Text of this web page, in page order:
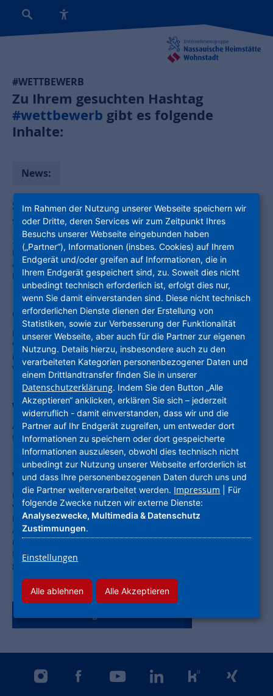
#WETTBEWERB
Zu Ihrem gesuchten Hashtag
#wettbewerb gibt es folgende
Inhalte:
News:
Schönhof-Viertel: Architektenwettbewerb
für Wohnungsbau und Kita entschieden
300 Wohnungen und eine neue Kita entstehen auf den Baufeldern
H1 und A3 des Schönhof-Viertels. Beim jüngsten
Architektenwettbewerb setzte sich Planquadrat Architekten aus
Darmstadt durch.
Große Entwicklungen für den Stadtteil
Der Architektenwettbewerb zur Bebauung des ehemaligen
Versorgungsamts in der Frankfurter Straße in der Kasseler Südstadt
ist entschieden. In den nächsten Jahren entstehen auf dem Areal 350
Wohnungen und ein Quartiersplatz.
Wettbewerb zum Baufeld F entschieden
Auf dem Baufeld F des Schönhof-Viertels entstehen geförderte und
frei finanzierte Wohnungen sowie eine Kita.
Wettbewerb zum Baufeld C entschieden
Die Mehrfachbeauftragung um das Baufeld C des neuen Schönhof-
Viertels ist entschieden. Am Dienstag, 23. Juni 2020, sprach sich eine
Expertenjury für die Entwürfe der Büros Landes & Partner und BGF+
Architekten aus. Auf den nördlichen Baufeldern (C1, C2, C3) des
neuen Quartiers in Frankfurt-Bockenheim entstehen geförderte und
frei finanzierte Mietwohnungen, Eigentumswohnungen und ein
gemeinschaftliches, inklusives Wohnprojekt.
instagramfacebookyoutubelinkedinkununuxing
Im Rahmen der Nutzung unserer Webseite speichern wir
oder Dritte, deren Services wir zum Zeitpunkt Ihres
Besuchs unserer Webseite eingebunden haben
(„Partner“), Informationen (insbes. Cookies) auf Ihrem
Endgerät und/oder greifen auf Informationen, die in
Ihrem Endgerät gespeichert sind, zu. Soweit dies nicht
unbedingt technisch erforderlich ist, erfolgt dies nur,
wenn Sie damit einverstanden sind. Diese nicht technisch
erforderlichen Dienste dienen der Erstellung von
Statistiken, sowie zur Verbesserung der Funktionalität
unserer Webseite, aber auch für die Partner zur eigenen
Nutzung. Details hierzu, insbesondere auch zu den
verarbeiteten Kategorien personenbezogener Daten und
einem Drittlandtransfer finden Sie in unserer
Datenschutzerklärung. Indem Sie den Button „Alle
Akzeptieren“ anklicken, erklären Sie sich – jederzeit
widerruflich - damit einverstanden, dass wir und die
Partner auf Ihr Endgerät zugreifen, um entweder dort
Informationen zu speichern oder dort gespeicherte
Informationen auszulesen, obwohl dies technisch nicht
unbedingt zur Nutzung unserer Webseite erforderlich ist
und dass Ihre personenbezogenen Daten durch uns und
die Partner weiterverarbeitet werden. Impressum | Für
folgende Zwecke nutzen wir externe Dienste:
Analysezwecke, Multimedia & Datenschutz
Zustimmungen.
Einstellungen
Alle ablehnen Alle Akzeptieren